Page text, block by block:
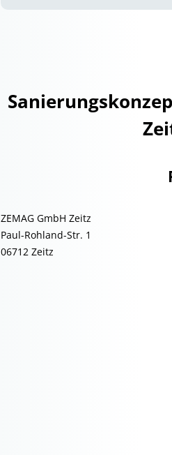
ZEMAG GmbH Zeitz
Paul-Rohland-Str. 1
06712 Zeitz